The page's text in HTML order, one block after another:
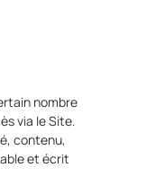
nombre
via le Site.
contenu,
et écrit